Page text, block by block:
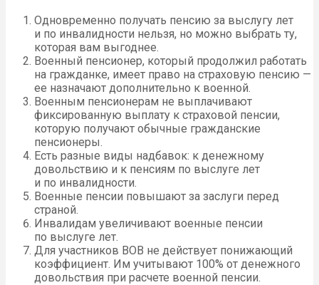
Одновременно получать пенсию за выслугу лет
и по инвалидности нельзя, но можно выбрать ту,
которая вам выгоднее.
Военный пенсионер, который продолжил работать
на гражданке, имеет право на страховую пенсию —
ее назначают дополнительно к военной.
Военным пенсионерам не выплачивают
фиксированную выплату к страховой пенсии,
которую получают обычные гражданские
пенсионеры.
Есть разные виды надбавок: к денежному
довольствию и к пенсиям по выслуге лет
и по инвалидности.
Военные пенсии повышают за заслуги перед
страной.
Инвалидам увеличивают военные пенсии
по выслуге лет.
Для участников ВОВ не действует понижающий
коэффициент. Им учитывают 100% от денежного
довольствия при расчете военной пенсии.